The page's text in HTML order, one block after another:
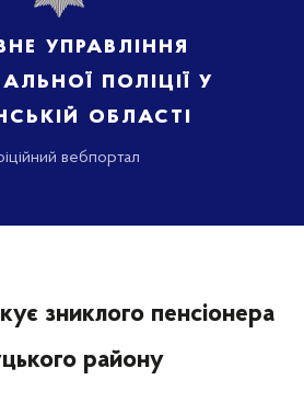
управління
поліції у
області
вебпортал
зниклого пенсіонера
району